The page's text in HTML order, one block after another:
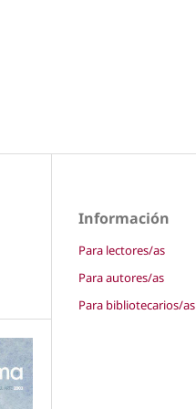
Información
Para lectores/as
Para autores/as
Para bibliotecarios/as